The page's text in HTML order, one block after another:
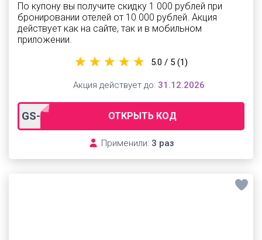
По купону вы получите скидку 1 000 рублей при
бронировании отелей от 10 000 рублей. Акция
действует как на сайте, так и в мобильном
приложении.
GS-ALL1000 ОТКРЫТЬ КОД
Применили: 3 раз
5.0 / 5 (1)
Акция действует до: 31.12.2026